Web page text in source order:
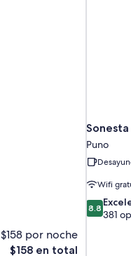
$158 por noche
El
$158 en total
Puno
Wifi
8.8
de
8.8
381